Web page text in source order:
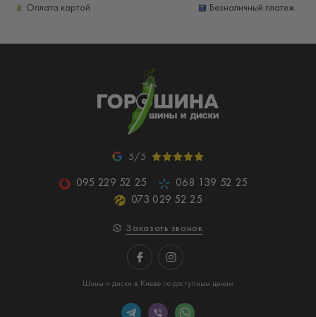
Оплата картой
Безналичный платеж
5/5
095 229 52 25
068 139 52 25
073 029 52 25
Заказать звонок
Шины и диски в Киеве по доступным ценам